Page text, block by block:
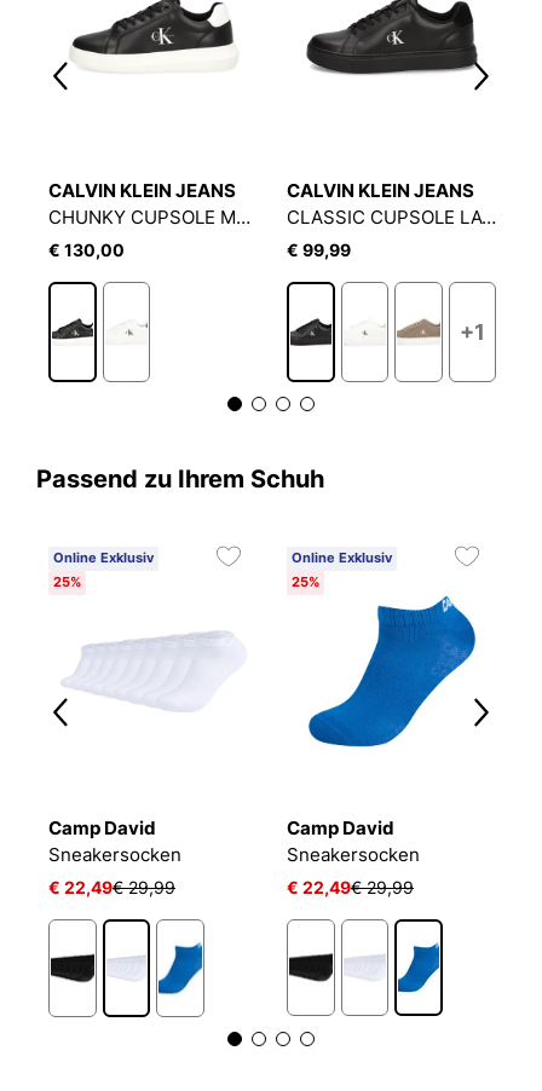
CALVIN KLEIN JEANS
CHUNKY CUPSOLE MONO LTH
€ 130,00
CALVIN KLEIN JEANS
CLASSIC CUPSOLE LACEUPLTH
€ 99,99
+1
Passend zu Ihrem Schuh
Online Exklusiv
25%
Camp David
Sneakersocken
€ 22,49€ 29,99
Online Exklusiv
25%
Camp David
Sneakersocken
€ 22,49€ 29,99